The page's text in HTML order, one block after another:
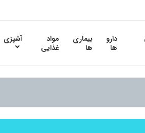
دارو
ها
بیماری
ها
مواد
غذایی
آشپزی